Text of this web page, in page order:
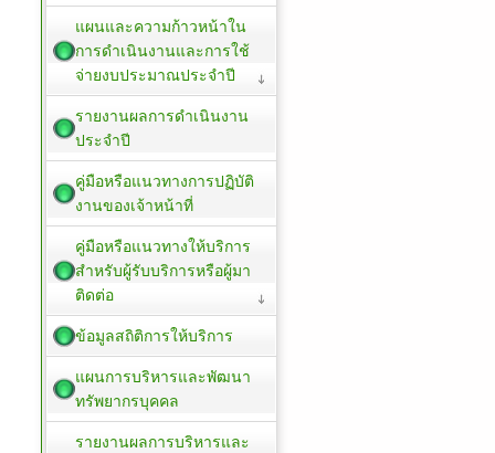
แผนและความก้าวหน้าใน
การดำเนินงานและการใช้
จ่ายงบประมาณประจำปี
รายงานผลการดำเนินงาน
ประจำปี
คู่มือหรือแนวทางการปฏิบัติ
งานของเจ้าหน้าที่
คู่มือหรือแนวทางให้บริการ
สำหรับผู้รับบริการหรือผู้มา
ติดต่อ
ข้อมูลสถิติการให้บริการ
แผนการบริหารและพัฒนา
ทรัพยากรบุคคล
รายงานผลการบริหารและ